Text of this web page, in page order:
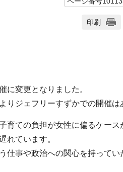
印刷
に変更となりました。
りジェフリーすずかでの開催は
育ての負担が女性に偏るケース
れています。
仕事や政治への関心を持ってい